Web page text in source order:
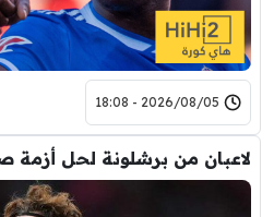
2026/08/05 - 18:08
لاعبان من برشلونة لحل أزمة